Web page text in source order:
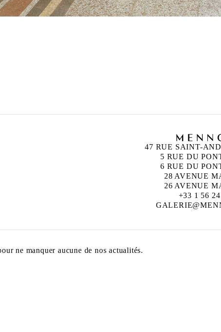
47 RUE SAINT-
5 RUE DU
6 RUE DU
28 AVENUE
26 AVENUE
+33 1 56
ne manquer aucune de nos actualités.